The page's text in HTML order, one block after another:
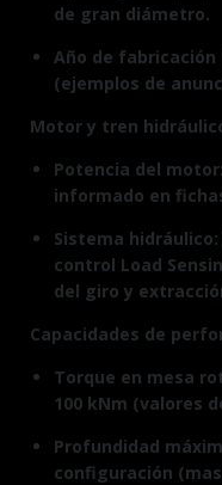
de gran diámetro.
Año de fabricación
(ejemplos de
Motor y tren
Potencia del
informado en fichas
Sistema
control Load
del giro y
Capacidades de
Torque en mesa
100 kNm (valores
Profundidad
configuración